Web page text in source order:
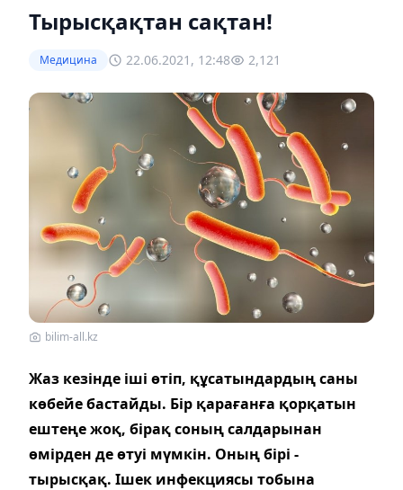
Тырысқақтан сақтан!
Медицина 22.06.2021, 12:48 2,121
bilim-all.kz
Жаз кезінде іші өтіп, құсатындардың саны
көбейе бастайды. Бір қарағанға қорқатын
ештеңе жоқ, бірақ соның салдарынан
өмірден де өтуі мүмкін. Оның бірі -
тырысқақ. Ішек инфекциясы тобына